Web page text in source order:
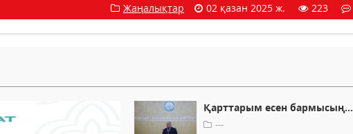
Жаңалықтар 02 қазан 2025 ж. 223
Қарттарым есен бармысың...
---